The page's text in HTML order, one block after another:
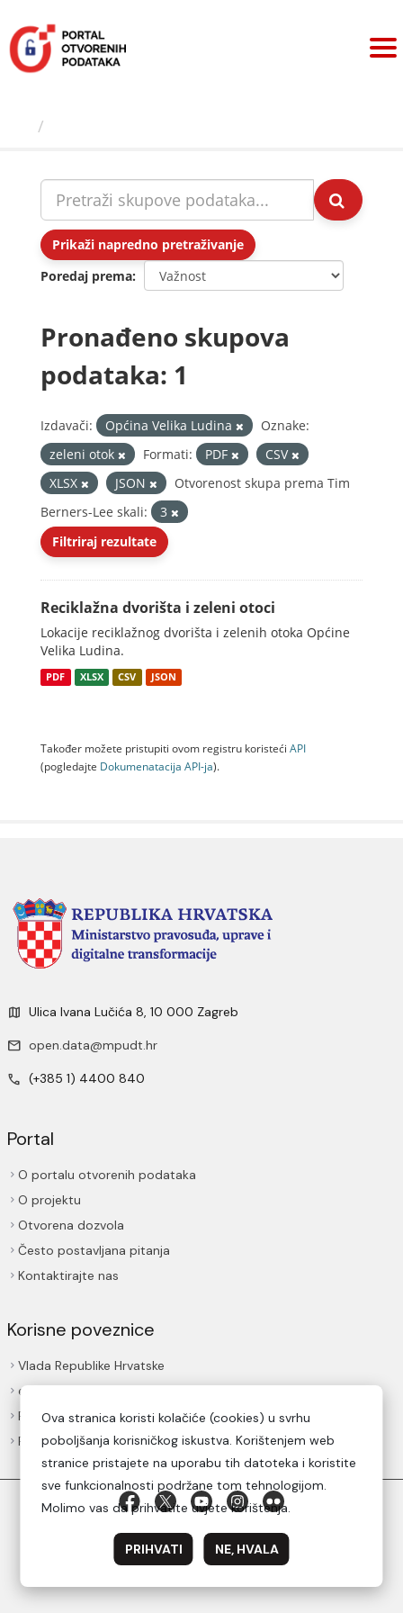
sadržaj
Prikaži napredno pretraživanje
Poredaj prema
Pronađeno skupova
podataka: 1
Izdavači: Općina Velika Ludina
Oznake:
zeleni otok
Formati: PDF
CSV
XLSX
JSON
Otvorenost skupa prema Tim
Berners-Lee skali:
3
Filtriraj rezultate
Reciklažna dvorišta i zeleni otoci
Lokacije reciklažnog dvorišta i zelenih otoka Općine
Velika Ludina.
PDF XLSX CSV JSON
Također možete pristupiti ovom registru koristeći API
(pogledajte Dokumenаtаcijа API-jа).